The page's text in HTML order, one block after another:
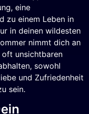
eine
zu einem Leben in
in deinen wildesten
nimmt dich an
unsichtbaren
sowohl
und Zufriedenheit
sein.